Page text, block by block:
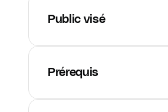
Public visé
Prérequis